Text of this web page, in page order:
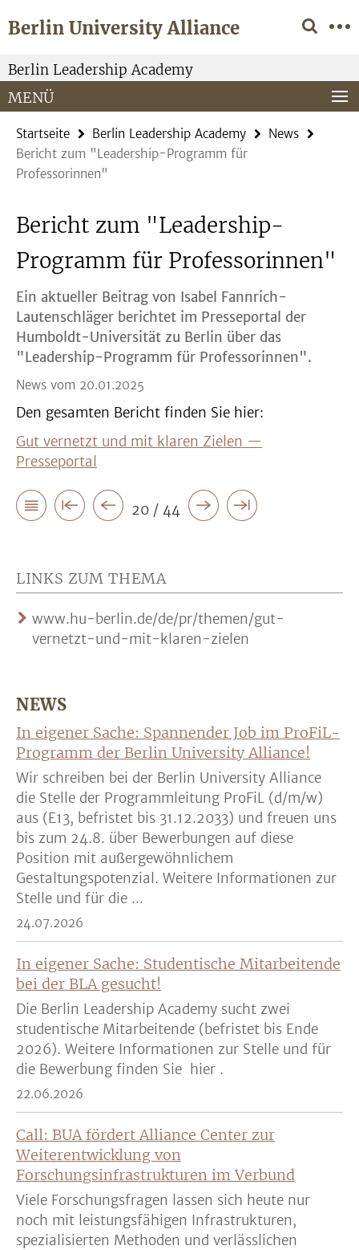
direkt
Inhalt
Berlin University Alliance
Service-
Navigation
Berlin Leadership Academy
MENÜ
Startseite Berlin Leadership Academy
News
Bericht zum "Leadership-Programm für
Professorinnen"
Bericht zum "Leadership-
Programm für Professorinnen"
Ein aktueller Beitrag von Isabel Fannrich-
Lautenschläger berichtet im Presseportal der
Humboldt-Universität zu Berlin über das
"Leadership-Programm für Professorinnen".
News vom 20.01.2025
Den gesamten Bericht finden Sie hier:
Gut vernetzt und mit klaren Zielen —
Presseportal
20 / 44
LINKS ZUM THEMA
www.hu-berlin.de/de/pr/themen/gut-
vernetzt-und-mit-klaren-zielen
NEWS
In eigener Sache: Spannender Job im ProFiL-
Programm der Berlin University Alliance!
Wir schreiben bei der Berlin University Alliance
die Stelle der Programmleitung ProFiL (d/m/w)
aus (E13, befristet bis 31.12.2033) und freuen uns
bis zum 24.8. über Bewerbungen auf diese
Position mit außergewöhnlichem
Gestaltungspotenzial. Weitere Informationen zur
Stelle und für die ...
24.07.2026
In eigener Sache: Studentische Mitarbeitende
bei der BLA gesucht!
Die Berlin Leadership Academy sucht zwei
studentische Mitarbeitende (befristet bis Ende
2026). Weitere Informationen zur Stelle und für
die Bewerbung finden Sie hier .
22.06.2026
Call: BUA fördert Alliance Center zur
Weiterentwicklung von
Forschungsinfrastrukturen im Verbund
Viele Forschungsfragen lassen sich heute nur
noch mit leistungsfähigen Infrastrukturen,
spezialisierten Methoden und verlässlichen